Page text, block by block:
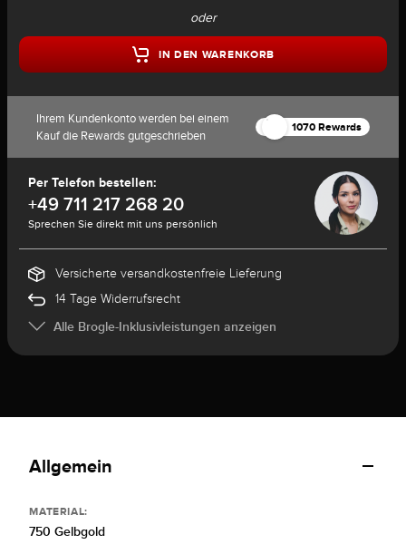
oder
IN DEN WARENKORB
Ihrem Kundenkonto werden bei einem
Kauf die Rewards gutgeschrieben
1070 Rewards
Per Telefon bestellen:
+49 711 217 268 20
Sprechen Sie direkt mit uns persönlich
Versicherte versandkostenfreie Lieferung
14 Tage Widerrufsrecht
Alle Brogle-Inklusivleistungen anzeigen
Allgemein
MATERIAL:
750 Gelbgold